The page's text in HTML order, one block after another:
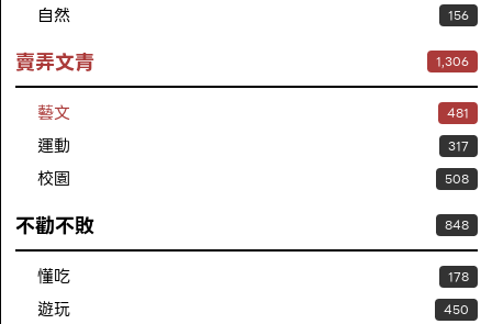
自然 156
賣弄文青 1,306
藝文 481
運動 317
校園 508
不勸不敗 848
懂吃 178
遊玩 450